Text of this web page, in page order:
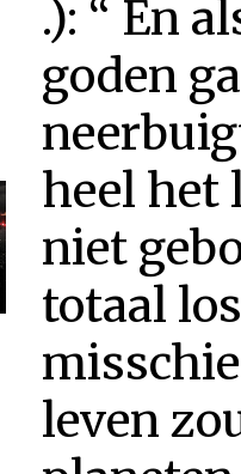
.): “ En
goden
heel het
niet
totaal
leven